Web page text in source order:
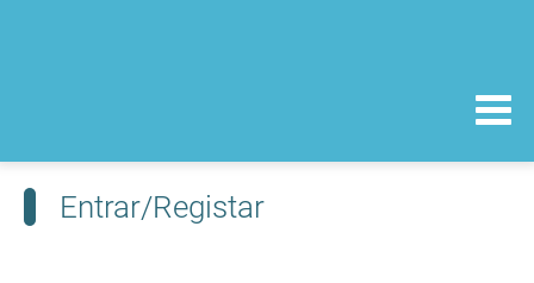
Entrar/Registar